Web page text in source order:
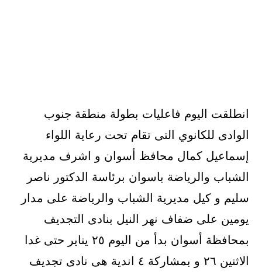
انطلقت اليوم فاعليات بطولة منطقة جنوب
الوادى للكانوي التى تقام تحت رعاية اللواء
إسماعيل كمال محافظ أسوان و اشرف مديرية
الشباب والرياضة باسوان برئاسة الدكتور ناصر
سليم و كيل مديرية الشباب والرياضة على مدار
يومين على ضفاف نهر النيل بنادى التجديف
بمحافظة أسوان بدأ من اليوم ٢٥ يناير حتى غدا
الاثنين ٢٦ و بمشاركة ٤ اندية هى نادى تجديف